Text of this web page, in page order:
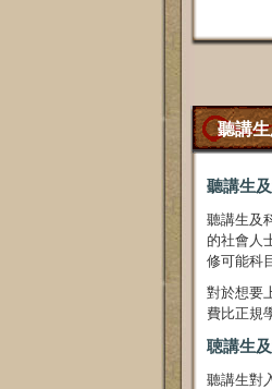
聽講
聽講生
聽講生及
的社會人
修可能科
對於想要
費比正規
聴講生
聽講生對